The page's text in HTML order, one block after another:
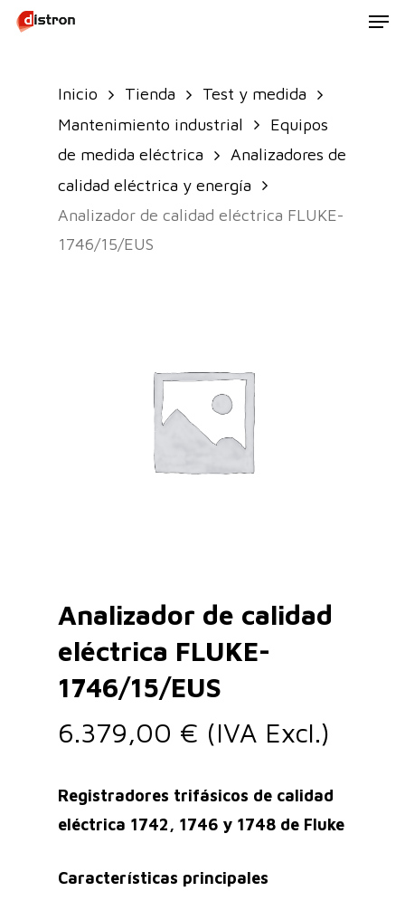
Skip
Inicio Tienda
Test y medida
Mantenimiento industrial
Equipos
de medida eléctrica
Analizadores de
calidad eléctrica y energía
Analizador de calidad eléctrica FLUKE-
1746/15/EUS
Analizador de calidad
eléctrica FLUKE-
1746/15/EUS
6.379,00 € (IVA Excl.)
Registradores trifásicos de calidad
eléctrica 1742, 1746 y 1748 de Fluke
Características principales